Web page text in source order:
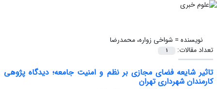
نویسنده = شواخی زواره، محمدرضا
تعداد مقالات:
1
تاثیر شایعه فضای مجازی بر نظم و امنیت جامعه؛ دیدگاه پژوهی
کارمندان شهرداری تهران